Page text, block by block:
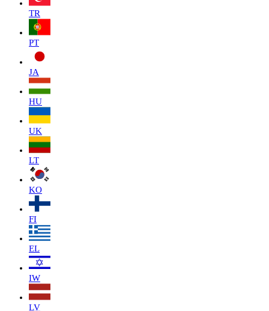
TR
PT
JA
HU
UK
LT
KO
FI
EL
IW
LV